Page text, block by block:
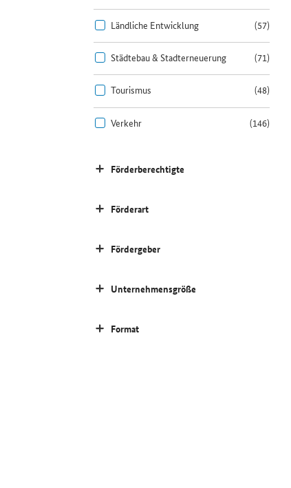
Ländliche Entwicklung (57)
Städtebau & Stadterneuerung (71)
Tourismus (48)
Verkehr (146)
Förderberechtigte
Förderart
Fördergeber
Unternehmensgröße
Format